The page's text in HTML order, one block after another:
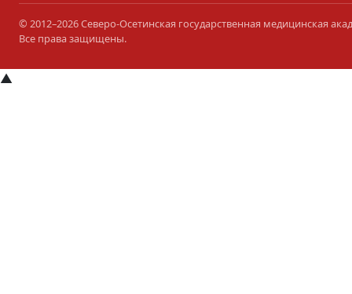
© 2012–2026 Северо-Осетинская государственная медицинская
Все права защищены.
▲